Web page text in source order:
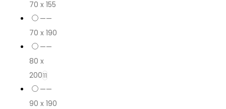
70 x 155
——
70 x 190
——
80 x
20011
——
90 x 190